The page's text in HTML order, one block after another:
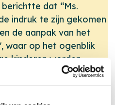
dat “Ms.
indruk te zijn gekomen
de aanpak van het
waar op het ogenblik
kinderen worden
van deze groep uitte
grote aantal jonge